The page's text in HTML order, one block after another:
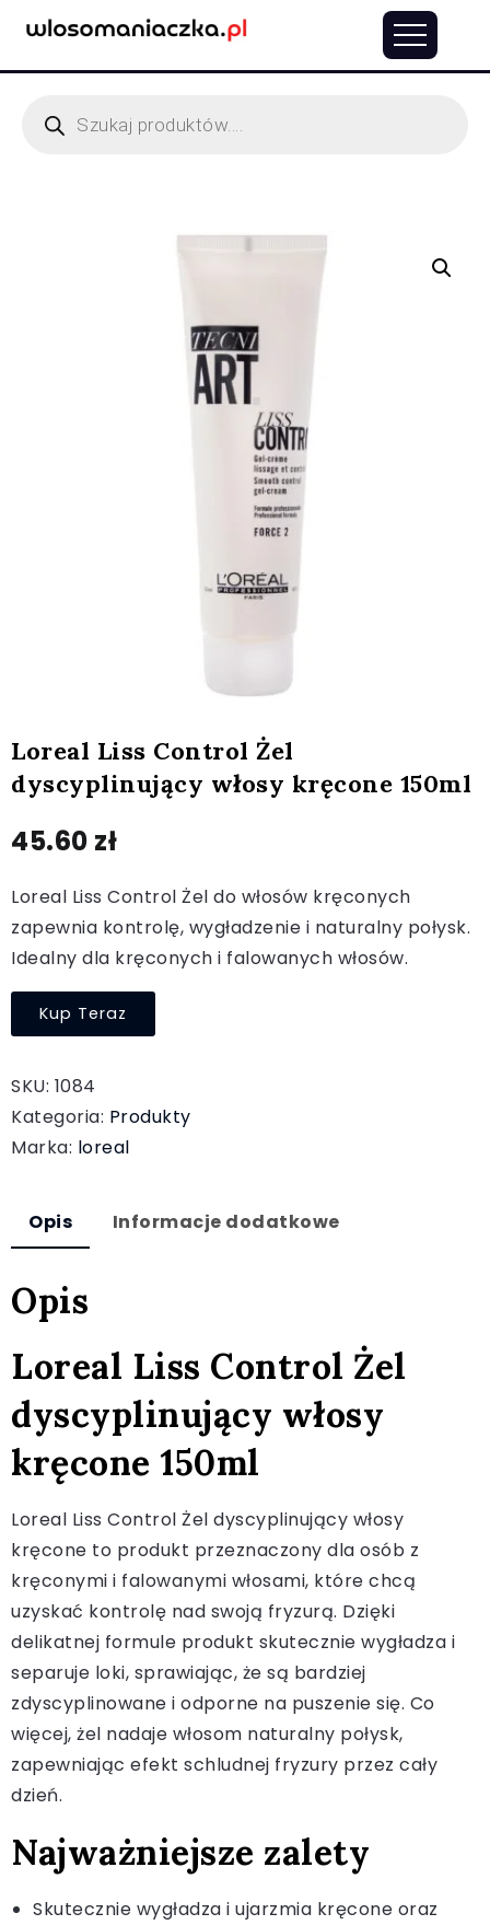
Loreal Liss Control Żel
dyscyplinujący włosy kręcone 150ml
45.60 zł
Loreal Liss Control Żel do włosów kręconych
zapewnia kontrolę, wygładzenie i naturalny połysk.
Idealny dla kręconych i falowanych włosów.
Kup Teraz
SKU: 1084
Kategoria: Produkty
Marka: loreal
Opis Informacje dodatkowe
Opis
Loreal Liss Control Żel
dyscyplinujący włosy
kręcone 150ml
Loreal Liss Control Żel dyscyplinujący włosy
kręcone to produkt przeznaczony dla osób z
kręconymi i falowanymi włosami, które chcą
uzyskać kontrolę nad swoją fryzurą. Dzięki
delikatnej formule produkt skutecznie wygładza i
separuje loki, sprawiając, że są bardziej
zdyscyplinowane i odporne na puszenie się. Co
więcej, żel nadaje włosom naturalny połysk,
zapewniając efekt schludnej fryzury przez cały
dzień.
Najważniejsze zalety
Skutecznie wygładza i ujarzmia kręcone oraz